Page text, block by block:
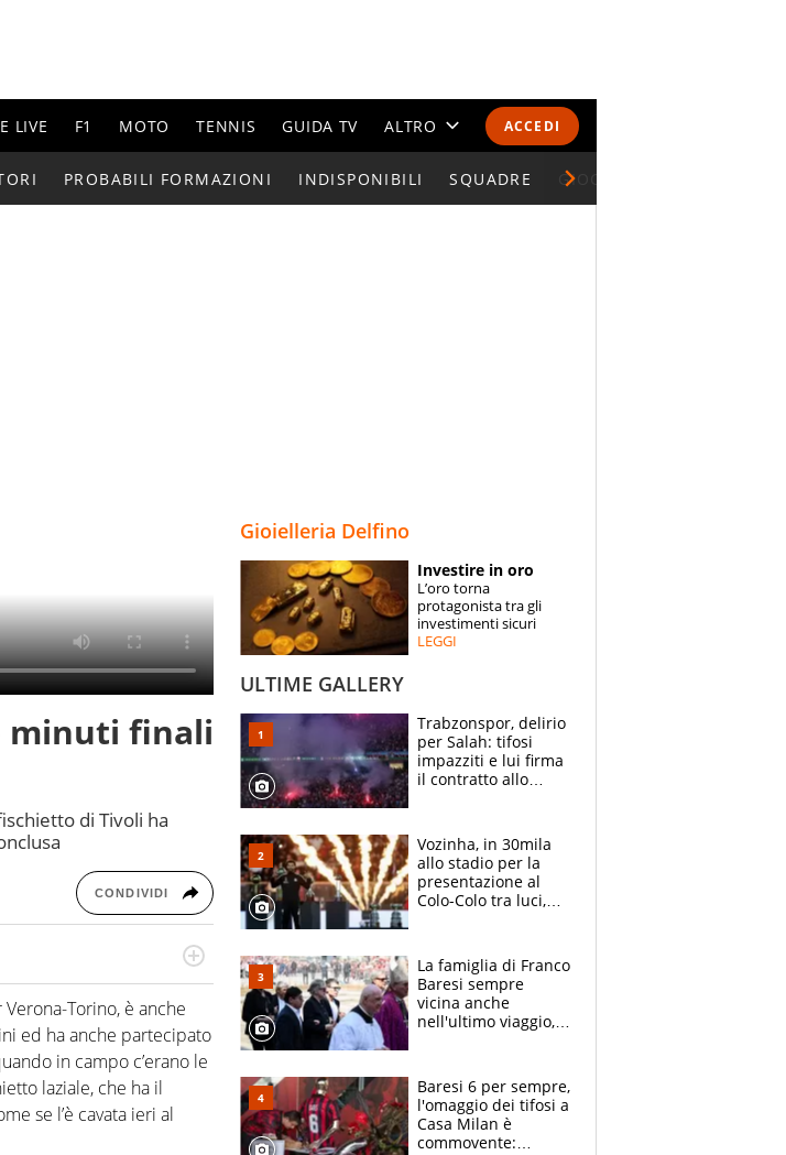
ACCEDI
LIVE F1 MOTO TENNIS GUIDA TV ALTRO
CALENDARI E CLASSIFICHE
ESPERTI
CONTATTI
PROBABILI FORMAZIONI INDISPONIBILI SQUADRE GIOCATORI SERIE A
minuti finali
di Tivoli ha
CONDIVIDI
e collaborato con
storica. Si occupa
Torino, è anche
ed ha anche partecipato
in campo c’erano le
laziale, che ha il
se l’è cavata ieri al
Gioielleria Delfino
Investire in oro
L’oro torna
protagonista tra gli
investimenti sicuri
LEGGI
ULTIME GALLERY
Trabzonspor, delirio
per Salah: tifosi
impazziti e lui firma
il contratto allo
Vozinha, in 30mila
allo stadio per la
presentazione al
Colo-Colo tra luci,
La famiglia di Franco
Baresi sempre
vicina anche
nell'ultimo viaggio,
circondati
dall'affetto dei tifosi
Baresi 6 per sempre,
l'omaggio dei tifosi a
Casa Milan è
commovente: